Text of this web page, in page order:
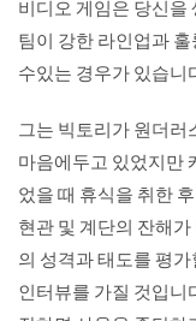
비디오 게임은 당신을
팀이 강한 라인업과
수있는 경우가 있습니
그는 빅토리가 원더러
마음에두고 있었지만
었을 때 휴식을 취한
현관 및 계단의 잔해
의 성격과 태도를 평
인터뷰를 가질 것입니